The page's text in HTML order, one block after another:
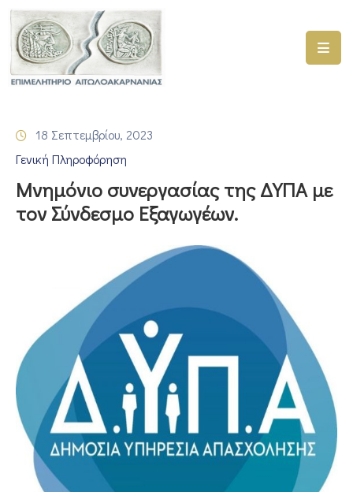
ΑΡΧΙΚΗ
ΓΕΜΗ
–
ΠΡΟΓΡΑΜΜΑΤΑ
ΕΤΑΙΡΕΙΕΣ
ΕΠΙΚΑΙΡΟΤΗΤΑ
ΕΠΙΚΟΙΝΩΝΙΑ
18 Σεπτεμβρίου, 2023
Γενική Πληροφόρηση
Μνημόνιο συνεργασίας της ΔΥΠΑ με
τον Σύνδεσμο Εξαγωγέων.